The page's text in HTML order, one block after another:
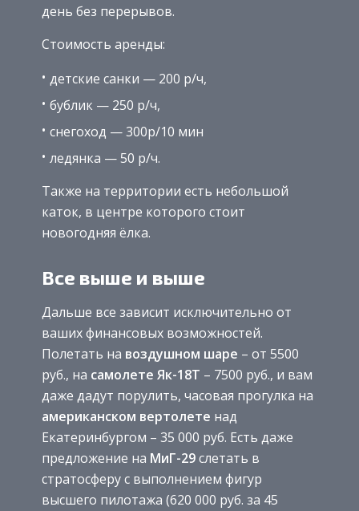
день без перерывов.
Стоимость аренды:
детские санки — 200 р/ч,
бублик — 250 р/ч,
снегоход — 300р/10 мин
ледянка — 50 р/ч.
Также на территории есть небольшой
каток, в центре которого стоит
новогодняя ёлка.
Все выше и выше
Дальше все зависит исключительно от
ваших финансовых возможностей.
Полетать на воздушном шаре – от 5500
руб., на самолете Як-18Т – 7500 руб., и вам
даже дадут порулить, часовая прогулка на
американском вертолете над
Екатеринбургом – 35 000 руб. Есть даже
предложение на МиГ-29слетать в
стратосферу с выполнением фигур
высшего пилотажа (620 000 руб. за 45